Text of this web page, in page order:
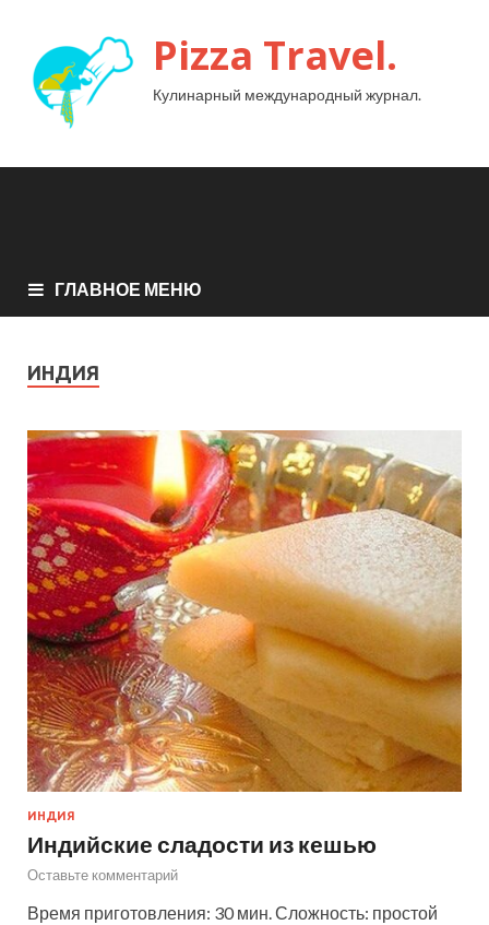
Pizza Travel.
Кулинарный международный журнал.
ГЛАВНОЕ МЕНЮ
ИНДИЯ
ИНДИЯ
Индийские сладости из кешью
Оставьте комментарий
Время приготовления: 30 мин. Сложность: простой